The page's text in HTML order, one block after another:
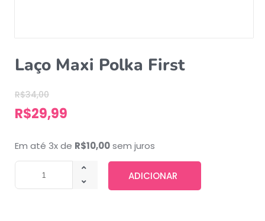
Laço Maxi Polka First
R$34,00
R$29,99
Em até 3x de R$10,00sem juros
ADICIONAR